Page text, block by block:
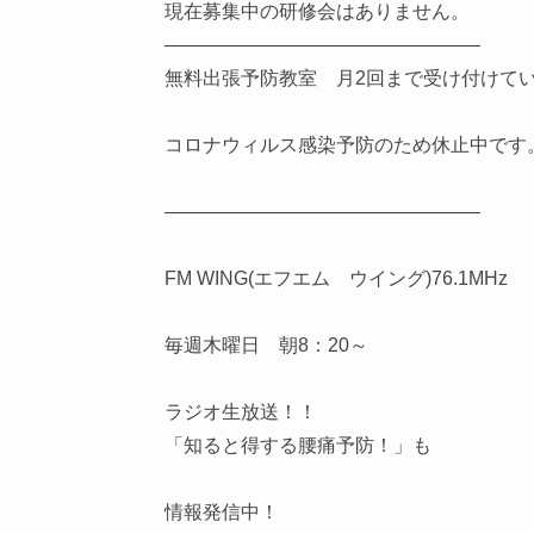
現在募集中の研修会はありません。
————————————————–
無料出張予防教室 月2回まで受け付けてい
コロナウィルス感染予防のため休止中です
————————————————–
FM WING(エフエム ウイング)76.1MHz
毎週木曜日 朝8：20～
ラジオ生放送！！
「知ると得する腰痛予防！」も
情報発信中！